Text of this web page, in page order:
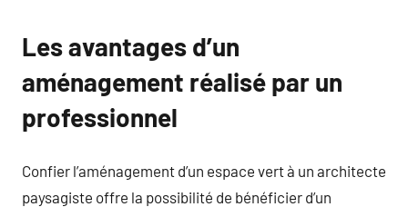
Les avantages d’un
aménagement réalisé par un
professionnel
Confier l’aménagement d’un espace vert à un architecte
paysagiste offre la possibilité de bénéficier d’un